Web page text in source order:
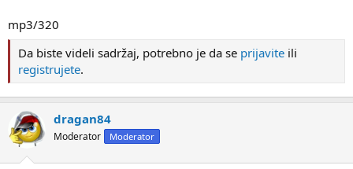
mp3/320
Da biste videli sadržaj, potrebno je da se prijavite ili
registrujete.
dragan84
Moderator Moderator